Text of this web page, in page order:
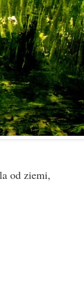
od ziemi,